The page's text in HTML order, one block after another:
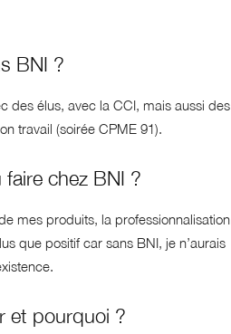
BNI ?
des élus, avec la CCI, mais aussi des
travail (soirée CPME 91).
chez BNI ?
mes produits, la professionnalisation
que positif car sans BNI, je n’aurais
et pourquoi ?